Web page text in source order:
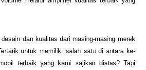
dan kualitas dari masing-masing merek
untuk memiliki salah satu di antara ke-
terbaik yang kami sajikan diatas? Tapi